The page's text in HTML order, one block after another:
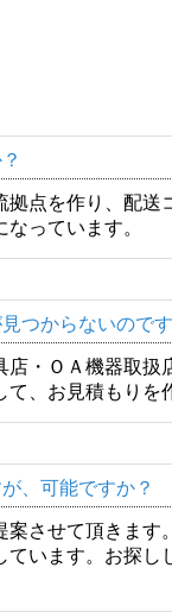
点を作り、配
っています。
つからないので
・ＯＡ機器取
て、お見積もりを
、可能ですか？
させて頂きま
ています。お探